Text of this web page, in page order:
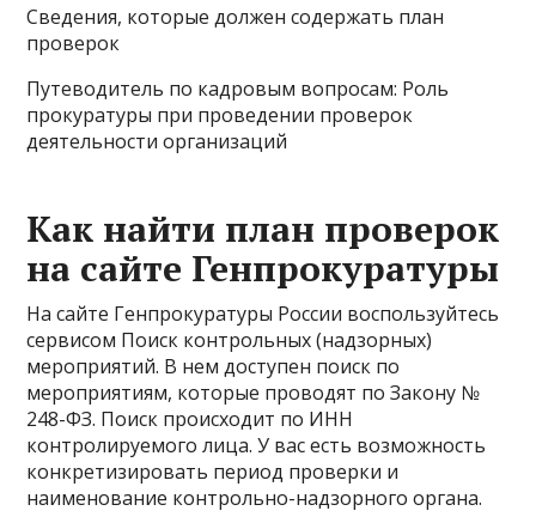
Сведения, которые должен содержать план
проверок
Путеводитель по кадровым вопросам: Роль
прокуратуры при проведении проверок
деятельности организаций
Как найти план проверок
на сайте Генпрокуратуры
На сайте Генпрокуратуры России воспользуйтесь
сервисом Поиск контрольных (надзорных)
мероприятий. В нем доступен поиск по
мероприятиям, которые проводят по Закону №
248-ФЗ. Поиск происходит по ИНН
контролируемого лица. У вас есть возможность
конкретизировать период проверки и
наименование контрольно-надзорного органа.